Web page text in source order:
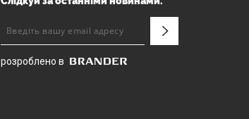
розроблено в